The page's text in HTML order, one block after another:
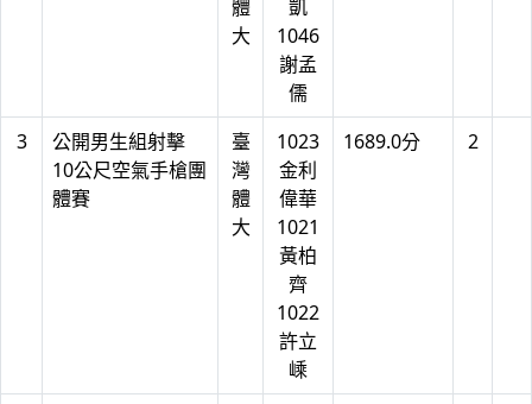
體
大
凱
1046
謝孟
儒
3
公開男生組射擊
10公尺空氣手槍團
體賽
臺
灣
體
大
1023
金利
偉華
1021
黃柏
齊
1022
許立
嵊
1689.0分 2